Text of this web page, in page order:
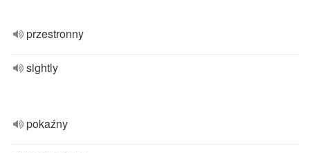
przestronny
sightly
pokaźny